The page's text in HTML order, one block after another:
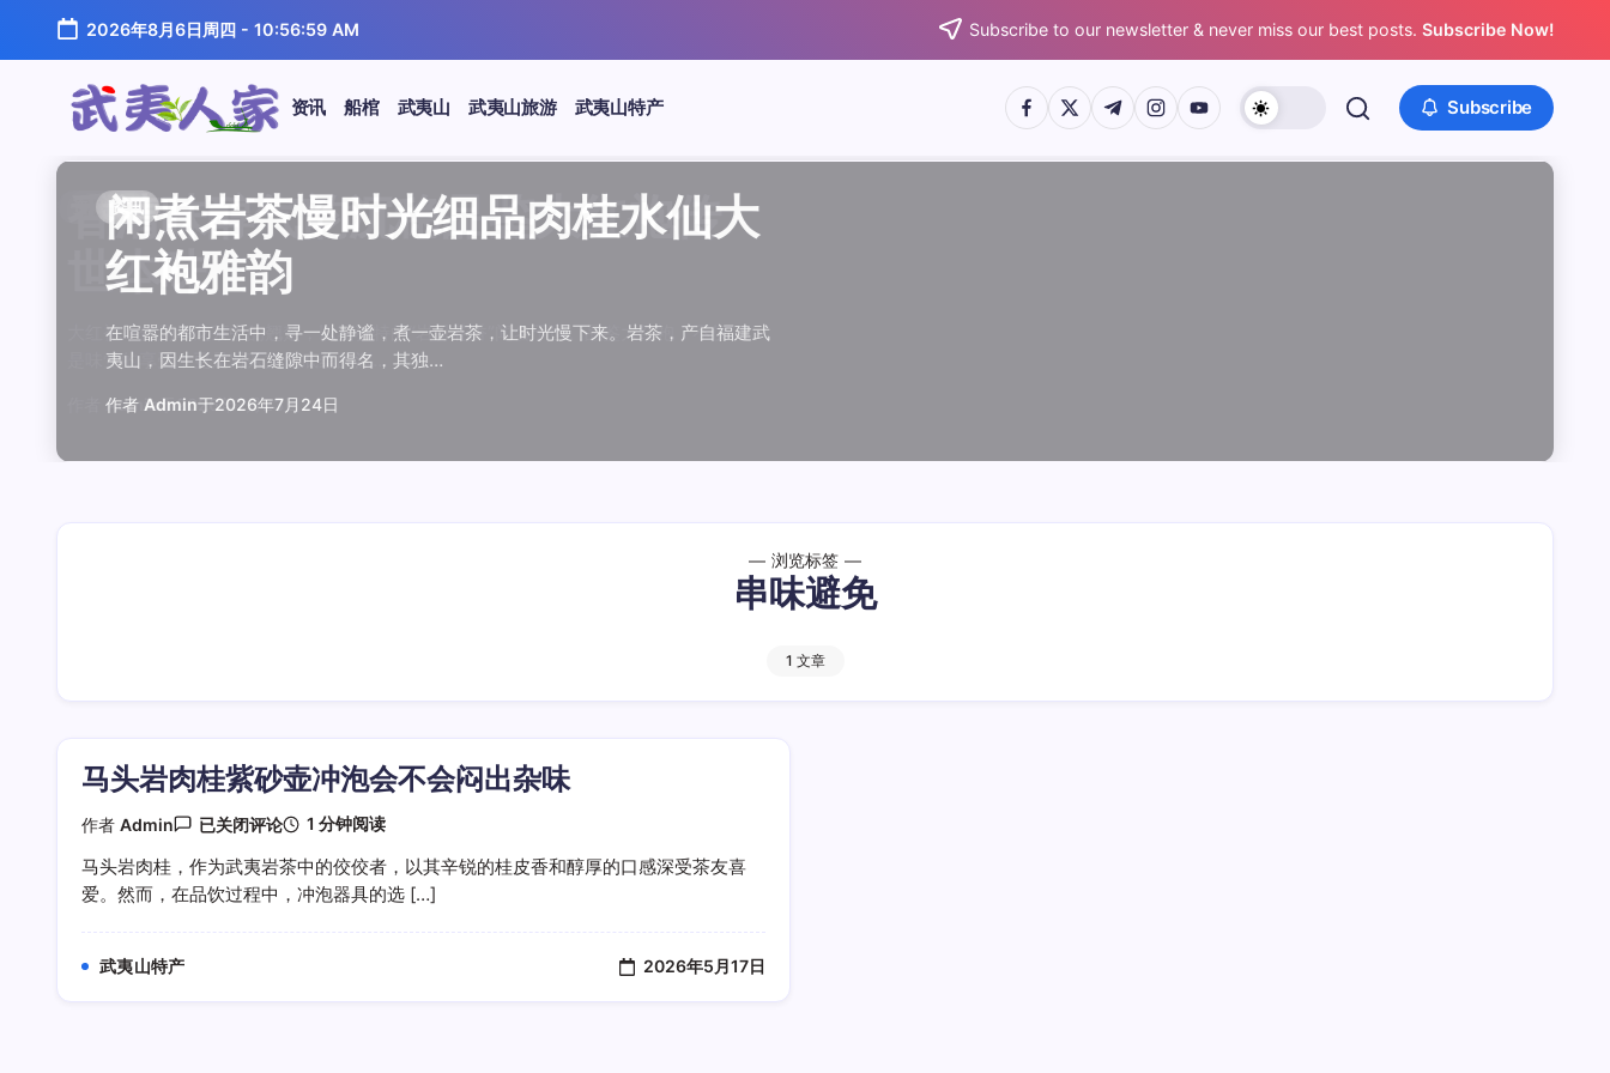
正
2026年8月6日周四- 10:56:59 AM Subscribe to our newsletter & never miss our best posts. Subscribe Now!
武
夷
资讯 船棺 武夷山 武夷山旅游 武夷山特产 https://www.facebook.com/
https://twitter.com/
https://t.me/
https://www.instagram.com/
https://youtube.com/ Subscribe
资讯
闲煮岩茶慢时光细品肉桂水仙大
红袍雅韵
在喧嚣的都市生活中，寻一处静谧，煮一壶岩茶，让时光慢下来。岩茶，产自福建武
夷山，因生长在岩石缝隙中而得名，其独…
作者 Admin于2026年7月24日
资讯
香清味醇气韵沉稳品鉴大红袍传
世本味
大红袍，作为乌龙茶中的翘楚，以其独特的“岩骨花香”闻名于世。品鉴大红袍，不仅
是味觉的享受，更是对茶文化底蕴的深…
作者 Admin于2026年7月23日
资讯
汤水顺滑底蕴绵长品鉴武夷水仙
温润质感
武夷水仙，作为乌龙茶中的经典品种，以其汤水顺滑、底蕴绵长而备受茶客青睐。品
鉴这款茶，仿佛在品味一段悠长的岁月，…
作者 Admin于2026年7月22日
资讯
唇齿留香久久不散品鉴武夷肉桂
独特魅力
武夷岩茶，素有“岩骨花香”之誉，而肉桂更是其中翘楚。其名源于香叶似肉桂，更因
其茶汤入口后，唇齿留香久久不散，令…
作者 Admin于2026年7月21日
资讯
岩韵浓淡各不同三款经典岩茶对
比品鉴
岩茶，作为乌龙茶中的瑰宝，以其独特的“岩韵”闻名于世。所谓岩韵，是茶叶在武夷
山丹霞地貌中吸收岩石矿物精华后形成…
作者 Admin于2026年7月20日
资讯
观汤色赏叶底全面品鉴肉桂水仙
大红袍
品鉴武夷岩茶，观汤色与赏叶底是关键环节。肉桂、水仙、大红袍作为岩茶代表，其
汤色与叶底各具特色，折射出工艺与山场…
作者 Admin于2026年7月19日
资讯
闲煮岩茶慢时光细品肉桂水仙大
红袍雅韵
在喧嚣的都市生活中，寻一处静谧，煮一壶岩茶，让时光慢下来。岩茶，产自福建武
夷山，因生长在岩石缝隙中而得名，其独…
作者 Admin于2026年7月24日
资讯
香清味醇气韵沉稳品鉴大红袍传
世本味
大红袍，作为乌龙茶中的翘楚，以其独特的“岩骨花香”闻名于世。品鉴大红袍，不仅
是味觉的享受，更是对茶文化底蕴的深…
作者 Admin于2026年7月23日
资讯汤水顺滑底蕴绵长品鉴武夷水仙
温润质感
武夷水仙，作为乌龙茶中的经典品种，以其汤水顺滑、底蕴绵长而备受茶客青睐。品
鉴这款茶，仿佛在品味一段悠长的岁月，…
Admin于2026年7月22日
资讯唇齿留香久久不散品鉴武夷肉桂
独特魅力
武夷岩茶，素有“岩骨花香”之誉，而肉桂更是其中翘楚。其名源于香叶似肉桂，更因
其茶汤入口后，唇齿留香久久不散，令…
Admin于2026年7月21日
资讯岩韵浓淡各不同三款经典岩茶对
比品鉴
岩茶，作为乌龙茶中的瑰宝，以其独特的“岩韵”闻名于世。所谓岩韵，是茶叶在武夷
山丹霞地貌中吸收岩石矿物精华后形成…
Admin于2026年7月20日
资讯观汤色赏叶底全面品鉴肉桂水仙
大红袍
品鉴武夷岩茶，观汤色与赏叶底是关键环节。肉桂、水仙、大红袍作为岩茶代表，其
汤色与叶底各具特色，折射出工艺与山场…
Admin于2026年7月19日
资讯闲煮岩茶慢时光细品肉桂水仙大
红袍雅韵
在喧嚣的都市生活中，寻一处静谧，煮一壶岩茶，让时光慢下来。岩茶，产自福建武
夷山，因生长在岩石缝隙中而得名，其独…
Admin于2026年7月24日
资讯香清味醇气韵沉稳品鉴大红袍传
世本味
大红袍，作为乌龙茶中的翘楚，以其独特的“岩骨花香”闻名于世。品鉴大红袍，不仅
是味觉的享受，更是对茶文化底蕴的深…
Admin于2026年7月23日
资讯汤水顺滑底蕴绵长品鉴武夷水仙
温润质感
武夷水仙，作为乌龙茶中的经典品种，以其汤水顺滑、底蕴绵长而备受茶客青睐。品
鉴这款茶，仿佛在品味一段悠长的岁月，…
Admin于2026年7月22日
资讯唇齿留香久久不散品鉴武夷肉桂
独特魅力
武夷岩茶，素有“岩骨花香”之誉，而肉桂更是其中翘楚。其名源于香叶似肉桂，更因
其茶汤入口后，唇齿留香久久不散，令…
Admin于2026年7月21日
资讯岩韵浓淡各不同三款经典岩茶对
比品鉴
岩茶，作为乌龙茶中的瑰宝，以其独特的“岩韵”闻名于世。所谓岩韵，是茶叶在武夷
山丹霞地貌中吸收岩石矿物精华后形成…
Admin于2026年7月20日
资讯观汤色赏叶底全面品鉴肉桂水仙
大红袍
品鉴武夷岩茶，观汤色与赏叶底是关键环节。肉桂、水仙、大红袍作为岩茶代表，其
汤色与叶底各具特色，折射出工艺与山场…
Admin于2026年7月19日
浏览标签
串味避免
1 文章
马头岩肉桂紫砂壶冲泡会不会闷出杂味
作者 Admin
马
岩
肉
桂
已关闭评论 1 分钟阅读
马头岩肉桂，作为武夷岩茶中的佼佼者，以其辛锐的桂皮香和醇厚的口感深受茶友喜
爱。然而，在品饮过程中，冲泡器具的选 […]
武夷山特产 2026年5月17日